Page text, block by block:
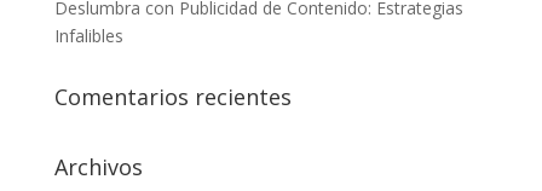
Deslumbra con Publicidad de Contenido: Estrategias
Infalibles
Comentarios recientes
Archivos